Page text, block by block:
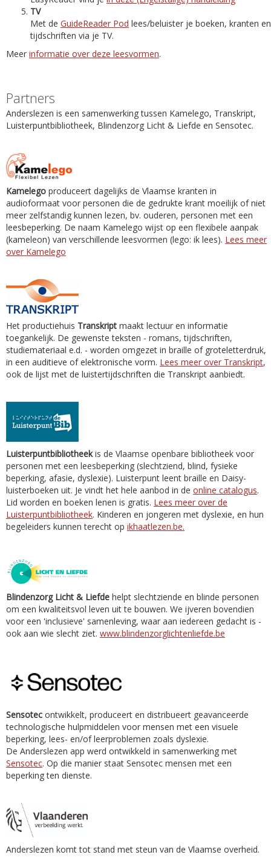
TV
Met de GuideReader Pod lees/beluister je boeken, kranten en
tijdschriften via je TV.
Meer informatie over deze leesvormen.
Partners
Anderslezen is een samenwerking tussen Kamelego, Transkript,
Luisterpuntbibliotheek, Blindenzorg Licht & Liefde en Sensotec.
Kamelego produceert dagelijks de Vlaamse kranten in
audioformaat voor personen die de gedrukte krant moeilijk of niet
meer zelfstandig kunnen lezen, bv. ouderen, personen met een
leesbeperking. De naam Kamelego wijst op een flexibele aanpak
(kameleon) van verschillende leesvormen (lego: ik lees). Lees meer
over Kamelego
Het productiehuis Transkript maakt lectuur en informatie
toegankelijk. De gewenste teksten - romans, tijdschriften,
studiemateriaal e.d. - worden omgezet in braille of groteletterdruk,
in een auditieve of elektronische vorm. Lees meer over Transkript,
ook de lijst met de luistertijdschriften die Transkript aanbiedt.
Luisterpuntbibliotheekis de Vlaamse openbare bibliotheek voor
personen met een leesbeperking (slechtziend, blind, fysieke
beperking, afasie, dyslexie). Luisterpunt leent braille en Daisy-
luisterboeken uit. Je vindt het hele aanbod in de online catalogus.
Lid worden en boeken lenen is gratis. Lees meer over de
Luisterpuntbibliotheek. Kinderen en jongeren met dyslexie, en hun
begeleiders kunnen terecht op ikhaatlezen.be.
Blindenzorg Licht & Liefde helpt slechtziende en blinde personen
om een kwaliteitsvol leven uit te bouwen. We ijveren bovendien
voor een 'inclusieve' samenleving, waar aan iedereen gedacht is -
ook aan wie slecht ziet. www.blindenzorglichtenliefde.be
Sensotec ontwikkelt, produceert en distribueert geavanceerde
technologische hulpmiddelen voor mensen met een visuele
beperking, lees- en/of leerproblemen zoals dyslexie.
De Anderslezen app werd ontwikkeld in samenwerking met
Sensotec. Op die manier staat Sensotec mensen met een
beperking ten dienste.
Anderslezen komt tot stand met steun van de Vlaamse overheid.